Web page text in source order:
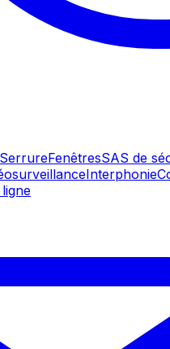
SerrureFenêtresSAS de
Interphonie